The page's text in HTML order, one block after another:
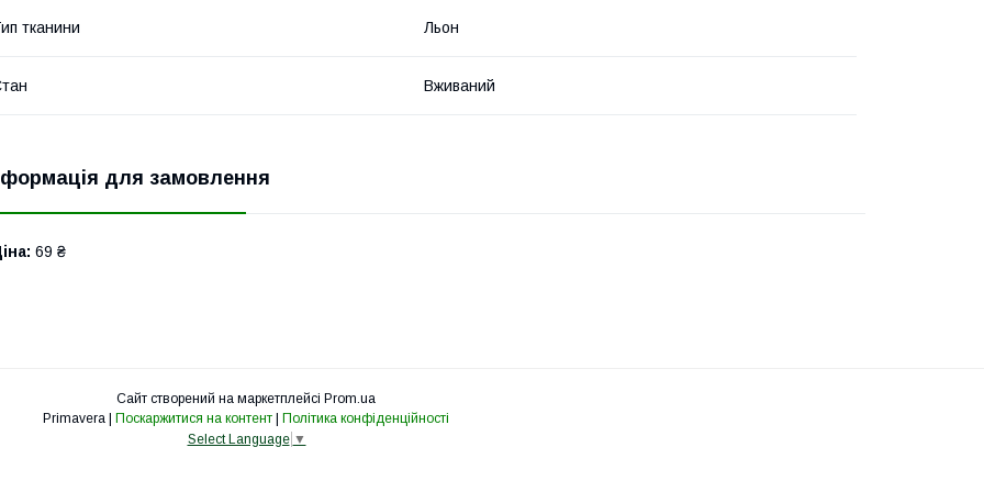
тканини Льон
Вживаний
для замовлення
69 ₴
Сайт створений на маркетплейсі Prom.ua
Primavera | Поскаржитися на контент | Політика конфіденційності
Select Language ▼